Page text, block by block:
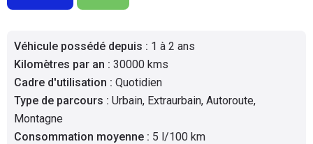
Utilitaires
Flottes
Auto
Services
Forum
Véhicule possédé depuis : 1 à 2 ans
Kilomètres par an : 30000 kms
Cadre d'utilisation : Quotidien
Type de parcours : Urbain, Extraurbain, Autoroute,
Montagne
Consommation moyenne : 5 l/100 km